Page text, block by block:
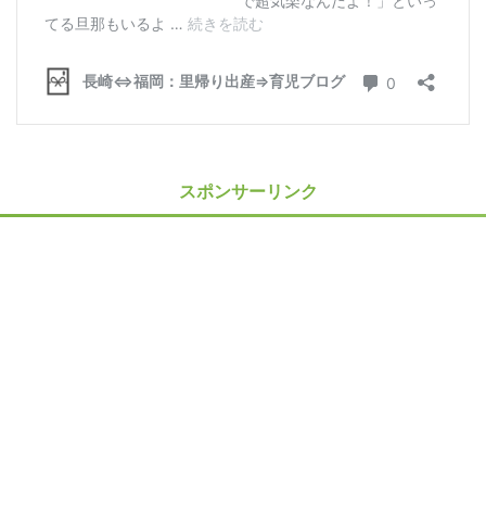
スポンサーリンク